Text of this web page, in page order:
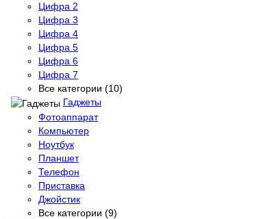
Цифра 2
Цифра 3
Цифра 4
Цифра 5
Цифра 6
Цифра 7
Все категории (10)
Гаджеты
Фотоаппарат
Компьютер
Ноутбук
Планшет
Телефон
Приставка
Джойстик
Все категории (9)